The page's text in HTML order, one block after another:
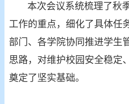
本次会议系统梳理了秋
工作的重点，细化了具体任
部门、各学院协同推进学生
思路，对维护校园安全稳定
奠定了坚实基础。